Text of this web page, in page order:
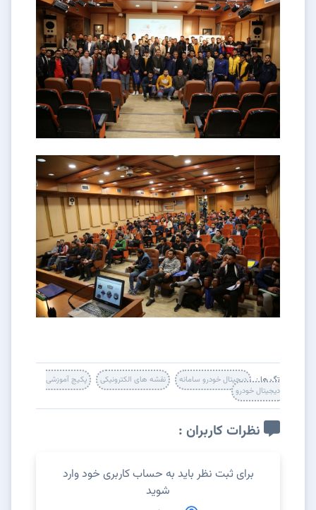
تگ ها : دیجیتال خودرو سامانه نقشه های الکترونیکی
پکیج آموزشی
دیجیتال خودرو
نظرات کاربران :
برای ثبت نظر باید به حساب کاربری خود وارد
شوید